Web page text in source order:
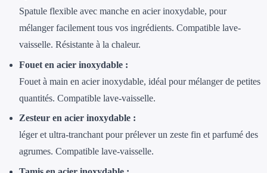
Spatule flexible avec manche en acier inoxydable, pour
mélanger facilement tous vos ingrédients. Compatible lave-
vaisselle. Résistante à la chaleur.
Fouet en acier inoxydable :
Fouet à main en acier inoxydable, idéal pour mélanger de petites
quantités. Compatible lave-vaisselle.
Zesteur en acier inoxydable :
léger et ultra-tranchant pour prélever un zeste fin et parfumé des
agrumes. Compatible lave-vaisselle.